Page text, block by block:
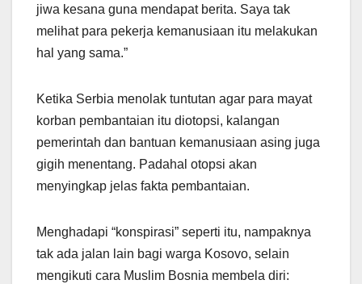
jiwa kesana guna mendapat berita. Saya tak
melihat para pekerja kemanusiaan itu melakukan
hal yang sama.”
Ketika Serbia menolak tuntutan agar para mayat
korban pembantaian itu diotopsi, kalangan
pemerintah dan bantuan kemanusiaan asing juga
gigih menentang. Padahal otopsi akan
menyingkap jelas fakta pembantaian.
Menghadapi “konspirasi” seperti itu, nampaknya
tak ada jalan lain bagi warga Kosovo, selain
mengikuti cara Muslim Bosnia membela diri: